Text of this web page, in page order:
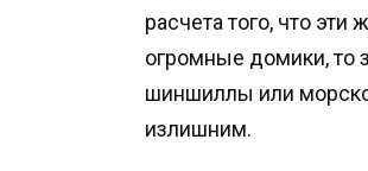
расчета того, что
огромные домики, то
шиншиллы или
излишним.